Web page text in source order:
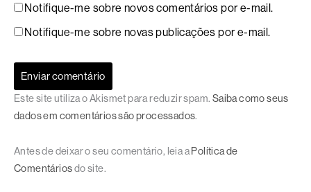
Notifique-me sobre novos comentários por e-mail.
Notifique-me sobre novas publicações por e-mail.
Este site utiliza o Akismet para reduzir spam. Saiba como seus
dados em comentários são processados.
Antes de deixar o seu comentário, leia a Política de
Comentáriosdo site.